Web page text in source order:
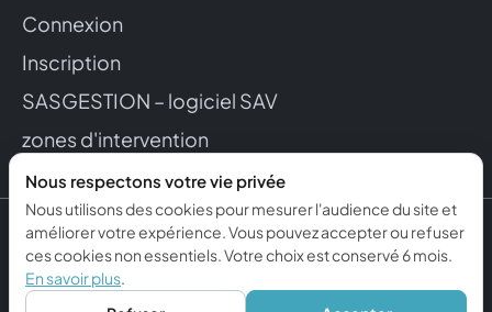
Connexion
Inscription
SASGESTION – logiciel SAV
zones d'intervention
© 2015–2026 REPFONE. Tous droits réservés.
Mentions légalesConfidentialitéGérer mes cookies
Propulsé par ckcom
Nous respectons votre vie privée
Nous utilisons des cookies pour mesurer l'audience du site et
améliorer votre expérience. Vous pouvez accepter ou refuser
ces cookies non essentiels. Votre choix est conservé 6 mois.
En savoir plus.